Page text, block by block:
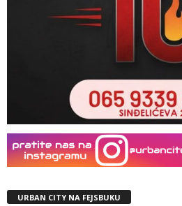
URBAN CITY NA FEJSBUKU